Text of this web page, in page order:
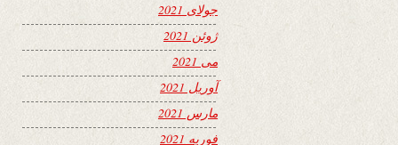
جولای 2021
ژوئن 2021
می 2021
آوریل 2021
مارس 2021
فوریه 2021